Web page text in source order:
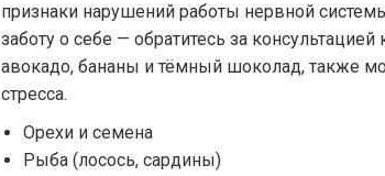
признаки нарушений работы нервной
заботу о себе — обратитесь за
авокадо, бананы и тёмный шоколад, также
стресса.
Орехи и семена
Рыба (лосось, сардины)